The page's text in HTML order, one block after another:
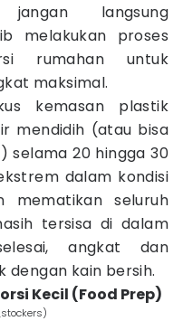
langsung
melakukan proses
rumahan untuk
maksimal.
kemasan plastik
mendidih (atau bisa
selama 20 hingga 30
dalam kondisi
mematikan seluruh
tersisa di dalam
angkat dan
dengan kain bersih.
Kecil (Food Prep)